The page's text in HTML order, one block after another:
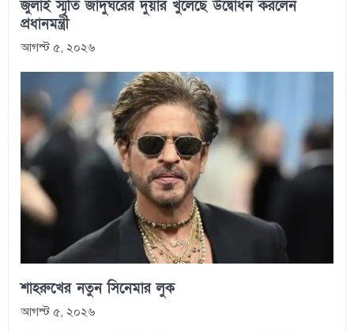
জুলাই স্মৃতি জাদুঘরের দুয়ার খুলেছে উদ্বোধন করলেন
প্রধানমন্ত্রী
আগস্ট ৫, ২০২৬
শাহরুখের নতুন সিনেমার লুক
আগস্ট ৫, ২০২৬